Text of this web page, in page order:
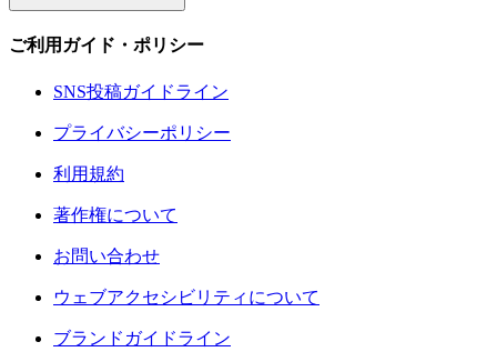
ご利用ガイド・ポリシー
SNS投稿ガイドライン
プライバシーポリシー
利用規約
著作権について
お問い合わせ
ウェブアクセシビリティについて
ブランドガイドライン